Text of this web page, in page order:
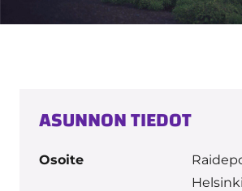
ASUNNON TIEDOT
Osoite
Helsinki